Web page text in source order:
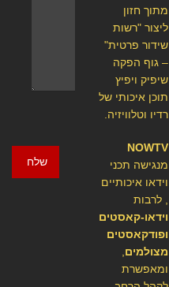
שלח
מתוך חזון
ליצור "רשות
שידור פרטית"
– גוף הפקה
שיפיק ויפיץ
תוכן איכותי של
רדיו וטלוויזיה.
NOWTV
מנגישה תכני
וידאו איכותיים
, לרבות
וידאו-קאסטים
ופודקאסטים
מצולמים
ומאפשרת